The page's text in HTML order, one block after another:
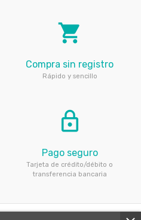
local_grocery_store
Compra sin registro
Rápido y sencillo
lock_outline
Pago seguro
Tarjeta de crédito/débito o
transferencia bancaria